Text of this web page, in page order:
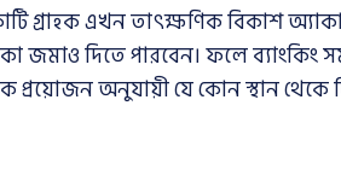
গ্রাহক এখন তাৎক্ষণিক বিকাশ
জমাও দিতে পারবেন। ফলে ব্যাংকিং
প্রয়োজন অনুযায়ী যে কোন স্থান থেকে